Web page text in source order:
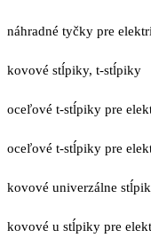
náhradné tyčky pre
kovové stĺpiky, t-stĺpiky
oceľové t-stĺpiky pre
oceľové t-stĺpiky pre
kovové univerzálne
kovové u stĺpiky pre